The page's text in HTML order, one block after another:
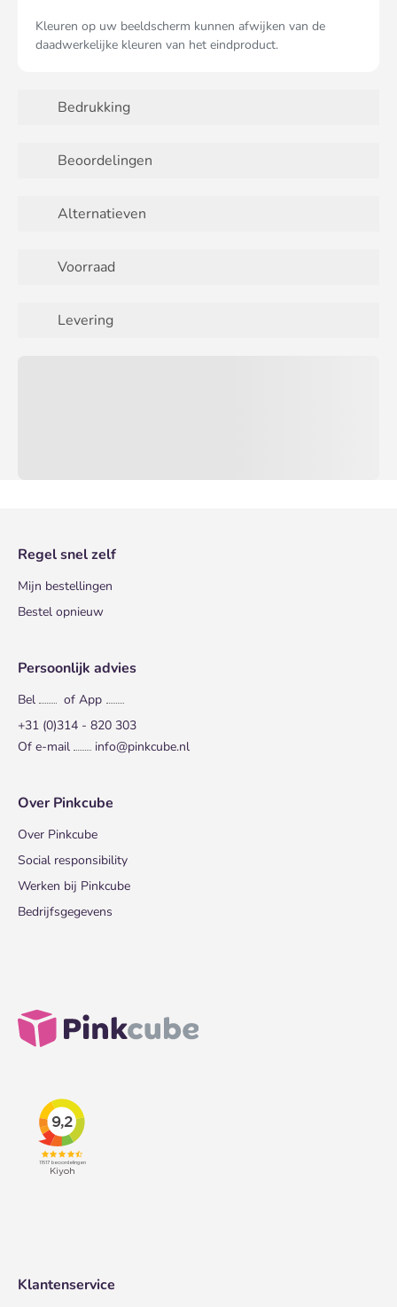
Kleuren op uw beeldscherm kunnen afwijken van de
daadwerkelijke kleuren van het eindproduct.
Bedrukking
Beoordelingen
Alternatieven
Voorraad
Levering
Regel snel zelf
Mijn bestellingen
Bestel opnieuw
Persoonlijk advies
Bel
of App
+31 (0)314 - 820 303
Of e-mail
info@pinkcube.nl
Over Pinkcube
Over Pinkcube
Social responsibility
Werken bij Pinkcube
Bedrijfsgegevens
Klantenservice